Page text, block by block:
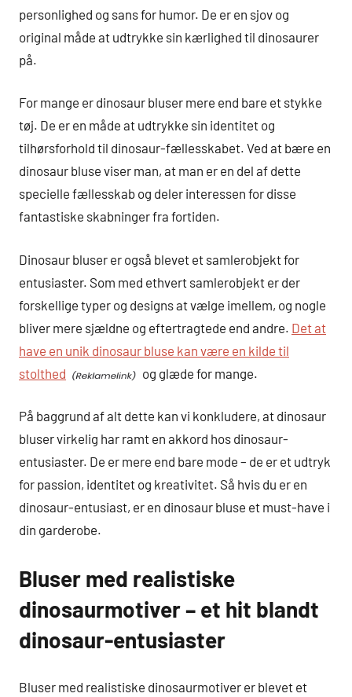
personlighed og sans for humor. De er en sjov og
original måde at udtrykke sin kærlighed til dinosaurer
på.
For mange er dinosaur bluser mere end bare et stykke
tøj. De er en måde at udtrykke sin identitet og
tilhørsforhold til dinosaur-fællesskabet. Ved at bære en
dinosaur bluse viser man, at man er en del af dette
specielle fællesskab og deler interessen for disse
fantastiske skabninger fra fortiden.
Dinosaur bluser er også blevet et samlerobjekt for
entusiaster. Som med ethvert samlerobjekt er der
forskellige typer og designs at vælge imellem, og nogle
bliver mere sjældne og eftertragtede end andre. Det at
have en unik dinosaur bluse kan være en kilde til
stolthed
og glæde for mange.
På baggrund af alt dette kan vi konkludere, at dinosaur
bluser virkelig har ramt en akkord hos dinosaur-
entusiaster. De er mere end bare mode – de er et udtryk
for passion, identitet og kreativitet. Så hvis du er en
dinosaur-entusiast, er en dinosaur bluse et must-have i
din garderobe.
Bluser med realistiske
dinosaurmotiver – et hit blandt
dinosaur-entusiaster
Bluser med realistiske dinosaurmotiver er blevet et